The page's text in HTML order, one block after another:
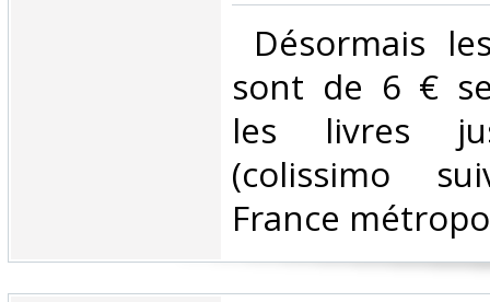
Désormais
sont de 6 €
les livres
(colissimo
France